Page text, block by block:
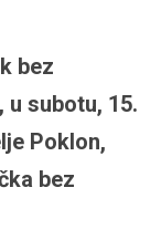
bez
subotu, 15.
Poklon,
bez